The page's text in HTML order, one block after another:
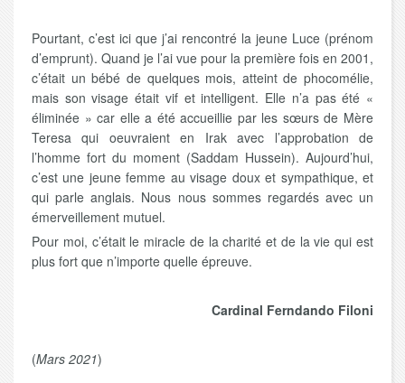
Pourtant, c’est ici que j’ai rencontré la jeune Luce (prénom
d’emprunt). Quand je l’ai vue pour la première fois en 2001,
c’était un bébé de quelques mois, atteint de phocomélie,
mais son visage était vif et intelligent. Elle n’a pas été «
éliminée » car elle a été accueillie par les sœurs de Mère
Teresa qui oeuvraient en Irak avec l’approbation de
l’homme fort du moment (Saddam Hussein). Aujourd’hui,
c’est une jeune femme au visage doux et sympathique, et
qui parle anglais. Nous nous sommes regardés avec un
émerveillement mutuel.
Pour moi, c’était le miracle de la charité et de la vie qui est
plus fort que n’importe quelle épreuve.
Cardinal Ferndando Filoni
(Mars 2021)